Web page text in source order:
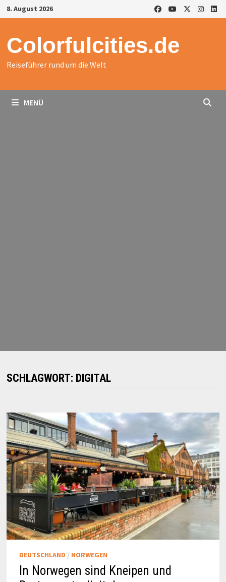
Zurück
zum
8. August 2026
Colorfulcities.de
Reiseführer rund um die Welt
MENÜ
SCHLAGWORT: DIGITAL
DEUTSCHLAND / NORWEGEN
In Norwegen sind Kneipen und